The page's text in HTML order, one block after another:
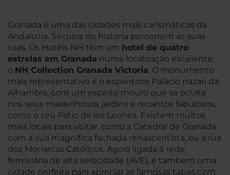
Granada é uma das cidades mais carismáticas da
Andaluzia. Séculos de história percorrem as suas
ruas. Os Hotéis NH têm um hotel de quatro
estrelas em Granada numa localização excelente:
o NH Collection Granada Victoria. O monumento
mais representativo é o espantoso Palácio nazari da
Alhambra, com um espírito mouro que se oculta
nos seus maravilhosos jardins e recantos fabulosos,
como o seu Patio de los Leones. Existem muitos
mais locais para visitar, como a Catedral de Granada
com a sua magnífica fachada renascentista, ou a rua
dos Monarcas Católicos. Agora ligada à rede
ferroviária de alta velocidade (AVE), é também uma
cidade perfeita para apreciar as famosas tapas com